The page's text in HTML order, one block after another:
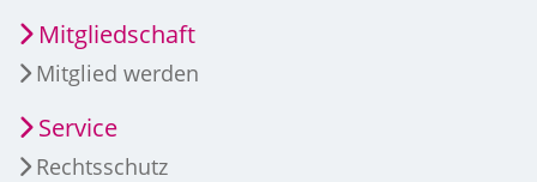
Mitgliedschaft
Mitglied werden
Service
Rechtsschutz